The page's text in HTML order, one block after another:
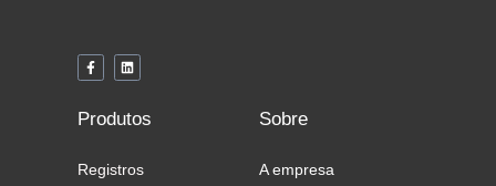
F
a
c
b
o
-
f
L
i
n
e
d
Produtos
Registros
Sobre
A empresa